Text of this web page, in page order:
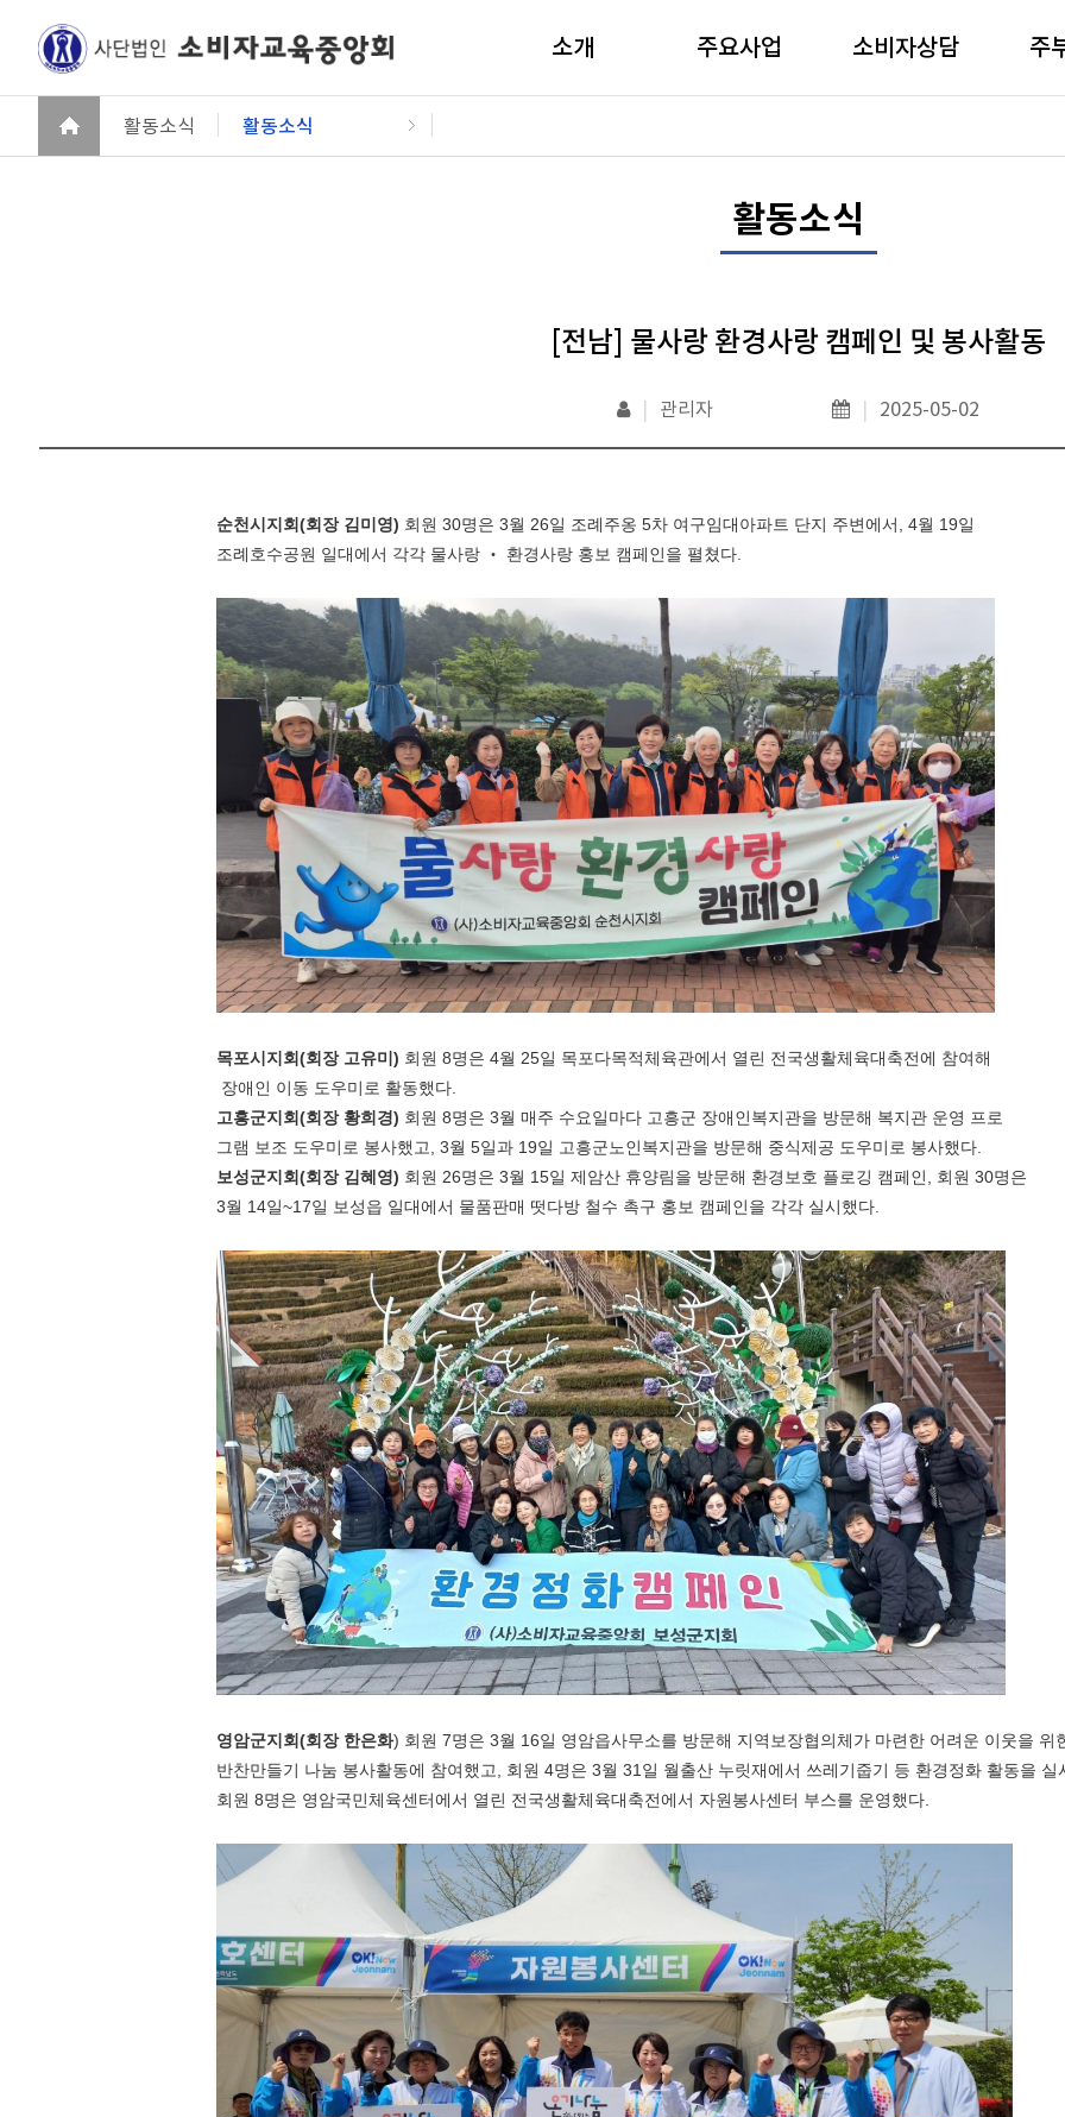
소개 주요사업 소비자상담 주
활동소식 활동소식
활동소식
[전남] 물사랑 환경사랑 캠페인 및 봉사활동
관리자 2025-05-02
순천시지회(회장 김미영) 회원 30명은 3월 26일 조례주옹 5차 여구임대아파트 단지 주변에서 , 4월 19일
조례호수공원 일대에서 각각 물사랑 ‧ 환경사랑 홍보 캠페인을 펼쳤다
목포시지회(회장 고유미 ) 회원 8명은 4월 25일 목포다목적체육관에서 열린 전국생활체육대축전에 참여해
​​​​​​ 장애인 이동 도우미로 활동했다.
고흥군지회(회장 황희경) 회원 8명은 3월 매주 수요일마다 고흥군 장애인복지관을 방문해 복지관 운영 프로
그램 보조 도우미로 봉사했고, 3월 5일과 19일 고흥군노인복지관을 방문해 중식제공 도우미로 봉사했다.
보성군지회(회장 김혜영) 회원 26명은 3월 15일 제암산 휴양림을 방문해 환경보호 플로깅 캠페인, 회원 30명은
3월 14일~17일 보성읍 일대에서 물품판매 떳다방 철수 촉구 홍보 캠페인을 각각 실시했다.
영암군지회(회장 한은화) 회원 7명은 3월 16일 영암읍사무소를 방문해 지역보장협의체가 마련한 어려운 이웃을 위
반찬만들기 나눔 봉사활동에 참여했고
회원 4명은 3월 31 일 월출산 누릿재에서 쓰레기줍기 등 환경정화 활동을 실
회원 8명은 영암국민체육센터에서 열린 전국생활체육대축전에서 자원봉사센터 부스를 운영했다